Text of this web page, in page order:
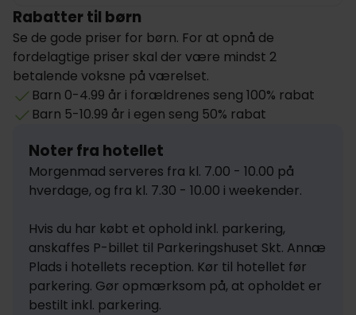
Rabatter til børn
Se de gode priser for børn. For at opnå de
fordelagtige priser skal der være mindst 2
betalende voksne på værelset.
Barn 0-4.99 år i forældrenes seng 100% rabat
Barn 5-10.99 år i egen seng 50% rabat
Noter fra hotellet
Morgenmad serveres fra kl. 7.00 - 10.00 på
hverdage, og fra kl. 7.30 - 10.00 i weekender.
Hvis du har købt et ophold inkl. parkering,
anskaffes P-billet til Parkeringshuset Skt. Annæ
Plads i hotellets reception. Kør til hotellet før
parkering. Gør opmærksom på, at opholdet er
bestilt inkl. parkering.